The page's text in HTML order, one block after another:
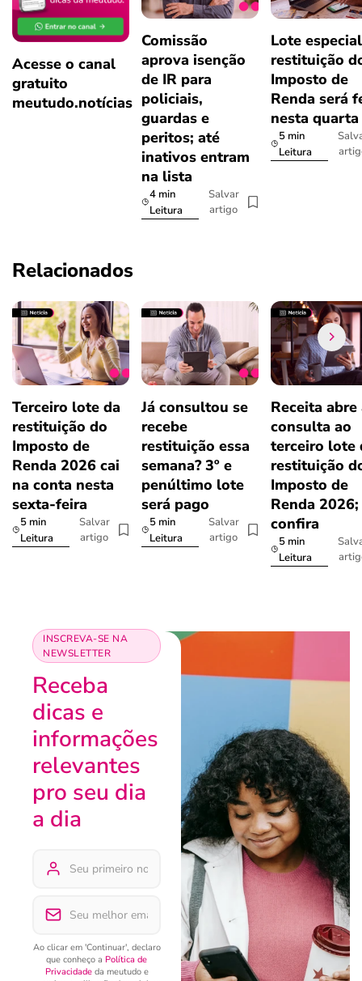
Acesse o canal
gratuito
meutudo.notícias
Comissão
aprova isenção
de IR para
policiais,
guardas e
peritos; até
inativos entram
na lista
4 min
Leitura
Salvar
artigo
Lote
restituição
Imposto de
Renda será
nesta quarta
5 min
Leitura
Relacionados
Terceiro lote da
restituição do
Imposto de
Renda 2026 cai
na conta nesta
sexta-feira
5 min
Leitura
Salvar
artigo
Já consultou se
recebe
restituição essa
semana? 3º e
penúltimo lote
será pago
5 min
Leitura
Salvar
artigo
Receita abre
consulta ao
terceiro lote
restituição
Imposto de
Renda 2026;
confira
5 min
Leitura
INSCREVA-SE NA
NEWSLETTER
Receba
dicas e
informações
relevantes
pro seu dia
a dia
Ao clicar em 'Continuar', declaro
que conheço a Política de
Privacidadeda meutudo e